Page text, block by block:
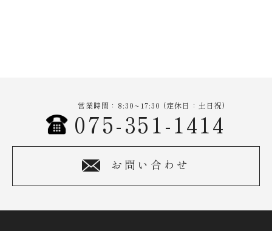
営業時間：8:30~17:30 (定休日：土日祝)
075-351-1414
お問い合わせ